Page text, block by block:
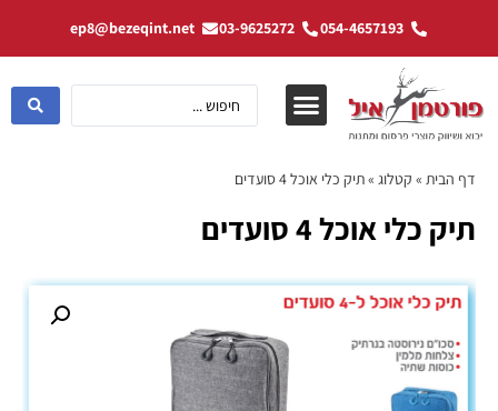
054-4657193
03-9625272
ep8@bezeqint.net
דף הבית » קטלוג »תיק כלי אוכל 4 סועדים
תיק כלי אוכל 4 סועדים